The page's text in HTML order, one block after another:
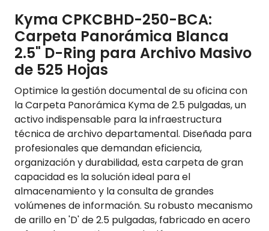
Kyma CPKCBHD-250-BCA:
Carpeta Panorámica Blanca
2.5" D-Ring para Archivo Masivo
de 525 Hojas
Optimice la gestión documental de su oficina con
la Carpeta Panorámica Kyma de 2.5 pulgadas, un
activo indispensable para la infraestructura
técnica de archivo departamental. Diseñada para
profesionales que demandan eficiencia,
organización y durabilidad, esta carpeta de gran
capacidad es la solución ideal para el
almacenamiento y la consulta de grandes
volúmenes de información. Su robusto mecanismo
de arillo en 'D' de 2.5 pulgadas, fabricado en acero